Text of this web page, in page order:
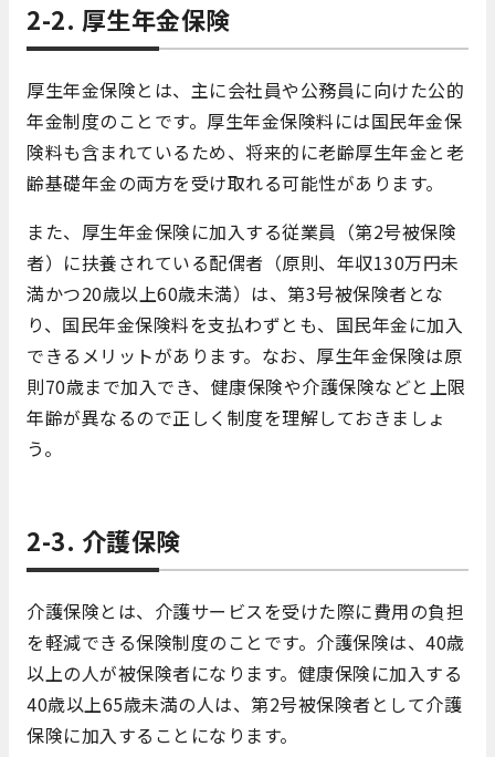
2-2. 厚生年金保険
厚生年金保険とは、主に会社員や公務員に向けた公的
年金制度のことです。厚生年金保険料には国民年金保
険料も含まれているため、将来的に老齢厚生年金と老
齢基礎年金の両方を受け取れる可能性があります。
また、厚生年金保険に加入する従業員（第2号被保険
者）に扶養されている配偶者（原則、年収130万円未
満かつ20歳以上60歳未満）は、第3号被保険者とな
り、国民年金保険料を支払わずとも、国民年金に加入
できるメリットがあります。なお、厚生年金保険は原
則70歳まで加入でき、健康保険や介護保険などと上限
年齢が異なるので正しく制度を理解しておきましょ
う。
2-3. 介護保険
介護保険とは、介護サービスを受けた際に費用の負担
を軽減できる保険制度のことです。介護保険は、40歳
以上の人が被保険者になります。健康保険に加入する
40歳以上65歳未満の人は、第2号被保険者として介護
保険に加入することになります。